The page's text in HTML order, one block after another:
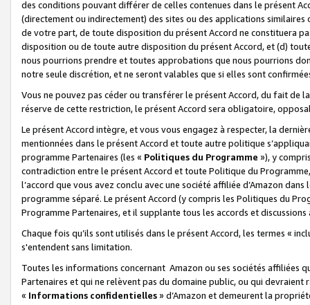
des conditions pouvant différer de celles contenues dans le présent
(directement ou indirectement) des sites ou des applications
de votre part, de toute disposition du présent Accord ne constituera
disposition ou de toute autre disposition du présent Accord, et (d)
nous pourrions prendre et toutes approbations que nous pourrions
notre seule discrétion, et ne seront valables que si elles sont
Vous ne pouvez pas céder ou transférer le présent Accord, du fait de
réserve de cette restriction, le présent Accord sera obligatoire,
Le présent Accord intègre, et vous vous engagez à respecter, la
mentionnées dans le présent Accord et toute autre politique
programme Partenaires (les « Politiques du Programme »), y
contradiction entre le présent Accord et toute Politique du
l’accord que vous avez conclu avec une société affiliée d’Amazon
programme séparé. Le présent Accord (y compris les Politiques du
Programme Partenaires, et il supplante tous les accords et discussions
Chaque fois qu’ils sont utilisés dans le présent Accord, les termes «
s'entendent sans limitation.
Toutes les informations concernant Amazon ou ses sociétés affiliées
Partenaires et qui ne relèvent pas du domaine public, ou qui
« Informations confidentielles» d’Amazon et demeurent la